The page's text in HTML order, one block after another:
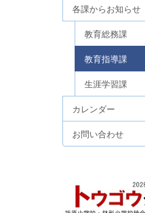
各課からお知らせ
教育総務課
教育指導課
生涯学習課
カレンダー
お問い合わせ